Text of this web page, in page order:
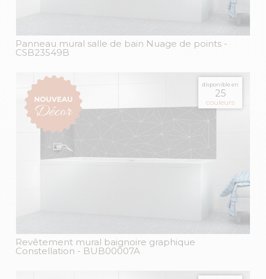
Panneau mural salle de bain Nuage de points -
CSB23549B
disponible en
25
couleurs
Revêtement mural baignoire graphique
Constellation - BUB00007A